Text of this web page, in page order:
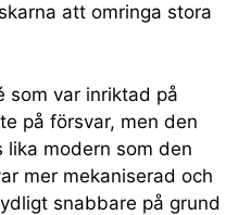
att omringa stora
som var inriktad på
på försvar, men den
lika modern som den
mer mekaniserad och
snabbare på grund